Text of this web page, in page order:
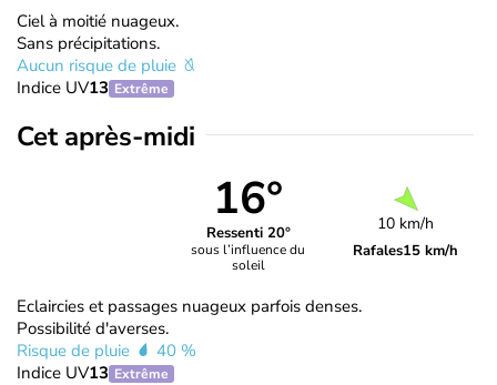
Ciel à moitié nuageux.
Sans précipitations.
Aucun risque de pluie
Indice UV13 Extrême
Cet après-midi
16°
Ressenti 20°
sous l’influence du
soleil
10 km/h
Rafales15 km/h
Eclaircies et passages nuageux parfois denses.
Possibilité d'averses.
Risque de pluie
40 %
Indice UV13 Extrême